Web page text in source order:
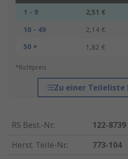
1 - 9 2,51 €
10 - 49
2,14 €
50 +
1,82 €
*Richtpreis
Zu einer Teileliste
RS Best.-Nr.:
122-8739
Herst. Teile-Nr.:
773-104